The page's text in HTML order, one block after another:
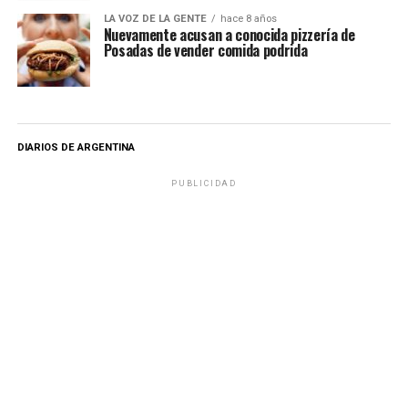
LA VOZ DE LA GENTE hace 8 años
Nuevamente acusan a conocida pizzería de
Posadas de vender comida podrida
DIARIOS DE ARGENTINA
PUBLICIDAD